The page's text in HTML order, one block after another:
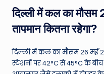
दिल्ली में कल का
तापमान कितना रहेगा?
दिल्ली में कल का मौसम 26 मई
स्टेशनों पर 42°C से 45°C के